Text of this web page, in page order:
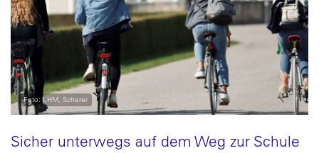
Sicher unterwegs auf dem Weg zur Schule
Foto: LHM, Scherer